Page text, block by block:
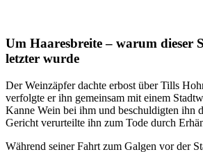
Um Haaresbreite – warum dieser
letzter wurde
Der Weinzäpfer dachte erbost über Tills
verfolgte er ihn gemeinsam mit einem
Kanne Wein bei ihm und beschuldigten ihn
Gericht verurteilte ihn zum Tode durch
Während seiner Fahrt zum Galgen vor der